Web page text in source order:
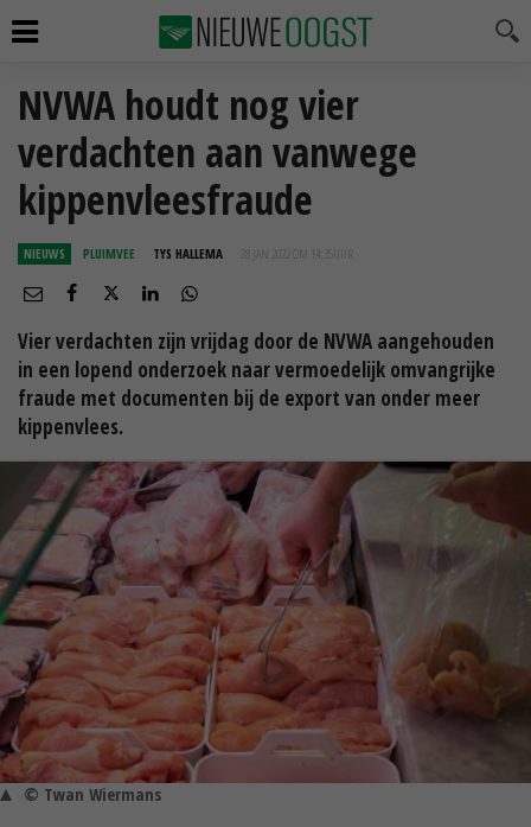
NVWA houdt nog vier
verdachten aan vanwege
kippenvleesfraude
NIEUWS PLUIMVEE TYS HALLEMA 28 JAN 2022 OM 14:35
Vier verdachten zijn vrijdag door de NVWA aangehouden
in een lopend onderzoek naar vermoedelijk omvangrijke
fraude met documenten bij de export van onder meer
kippenvlees.
© Twan Wiermans